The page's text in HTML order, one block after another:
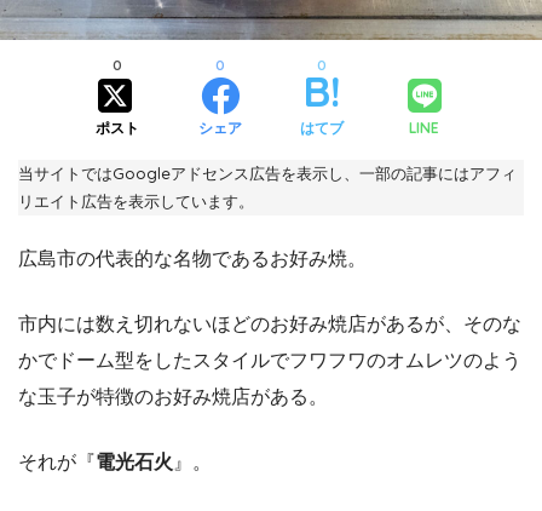
ポスト
0
シェア
0
はてブ
0
LINE
当サイトではGoogleアドセンス広告を表示し、一部の記事にはアフィ
リエイト広告を表示しています。
広島市の代表的な名物であるお好み焼。
市内には数え切れないほどのお好み焼店があるが、そのな
かでドーム型をしたスタイルでフワフワのオムレツのよう
な玉子が特徴のお好み焼店がある。
それが『電光石火 』。